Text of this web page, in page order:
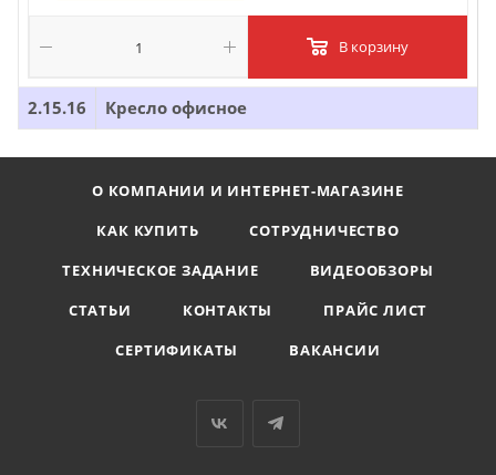
В корзину
2.15.16 Кресло офисное
О КОМПАНИИ И ИНТЕРНЕТ-МАГАЗИНЕ
КАК КУПИТЬ
СОТРУДНИЧЕСТВО
ТЕХНИЧЕСКОЕ ЗАДАНИЕ
ВИДЕООБЗОРЫ
СТАТЬИ
КОНТАКТЫ
ПРАЙС ЛИСТ
СЕРТИФИКАТЫ
ВАКАНСИИ